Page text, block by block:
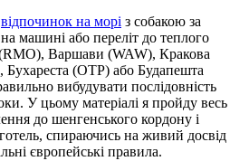
відпочинок на морі з собакою за
машині або переліт до теплого
Варшави (WAW), Кракова
(OTP) або Будапешта
вибудувати послідовність
У цьому матеріалі я пройду весь
до шенгенського кордону і
спираючись на живий досвід
європейські правила.